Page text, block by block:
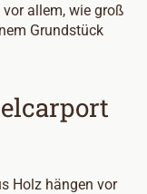
allem, wie groß
Grundstück
Holz hängen vor